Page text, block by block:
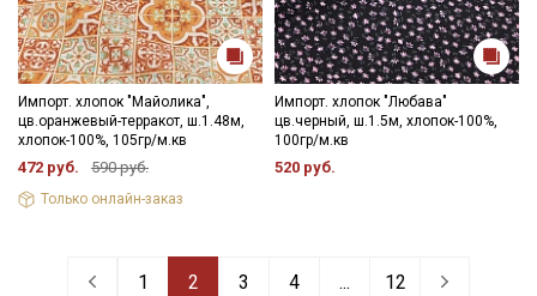
Импорт. хлопок "Майолика",
цв.оранжевый-терракот, ш.1.48м,
хлопок-100%, 105гр/м.кв
472 руб. 590 руб.
Только онлайн-заказ
Импорт. хлопок "Любава"
цв.черный, ш.1.5м, хлопок-100%,
100гр/м.кв
520 руб.
1 2 3 4 ... 12